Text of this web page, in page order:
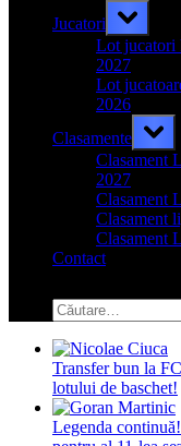
Jucatori
Toggle
sub-
menu
Lot jucatori
2027
Lot
2026
Clasamente
Toggle
sub-
menu
Clasament
2027
Clasament
Clasament
Clasament
Contact
search
form
Caută
după:
Transfer bun la
lotului de baschet!
Legenda